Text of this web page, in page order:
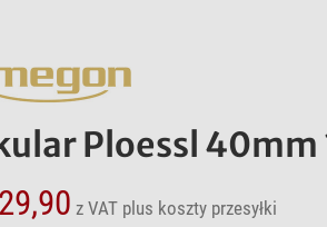
Ploessl 40mm
z VAT plus koszty przesyłki